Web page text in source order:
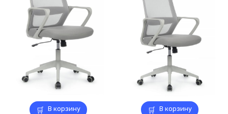
В корзину В корзину